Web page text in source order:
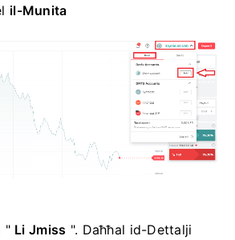
il-Munita
" Li Jmiss ". Daħħal id-Dettalji